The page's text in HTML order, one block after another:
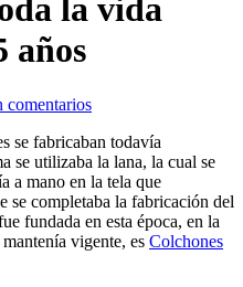
la vida
años
comentarios
se fabricaban todavía
se utilizaba la lana, la cual se
a mano en la tela que
se completaba la fabricación del
fundada en esta época, en la
vigente, es Colchones